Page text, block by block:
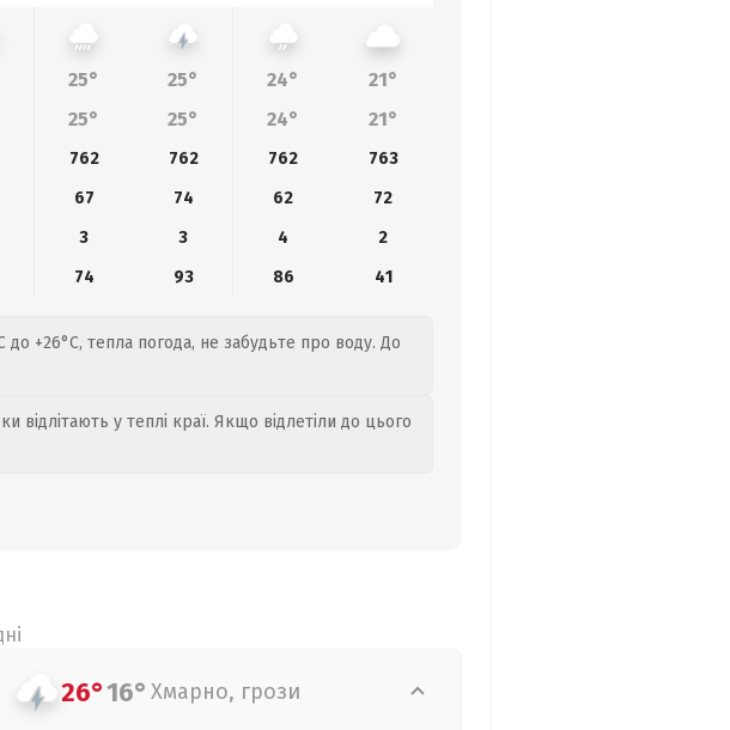
25° 25° 24°
21°
25° 25° 24° 21°
762 762 762
763
67 74 62
72
3 3 4
2
74 93 86 41
до +26°C, тепла погода, не забудьте про воду. До
відлітають у теплі краї. Якщо відлетіли до цього
26°16° Хмарно, грози